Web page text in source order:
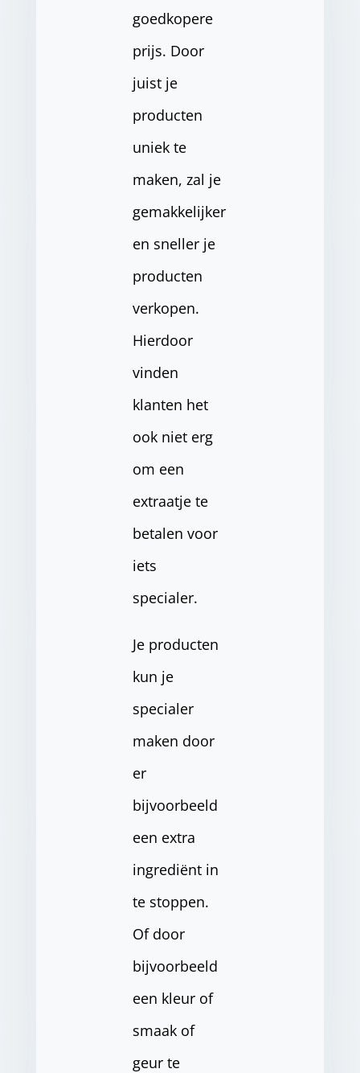
goedkopere
prijs. Door
juist je
producten
uniek te
maken, zal je
gemakkelijker
en sneller je
producten
verkopen.
Hierdoor
vinden
klanten het
ook niet erg
om een
extraatje te
betalen voor
iets
specialer.
Je producten
kun je
specialer
maken door
er
bijvoorbeeld
een extra
ingrediënt in
te stoppen.
Of door
bijvoorbeeld
een kleur of
smaak of
geur te